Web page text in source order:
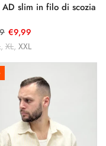
AD slim in filo di scozia
€9,99
XL XXL